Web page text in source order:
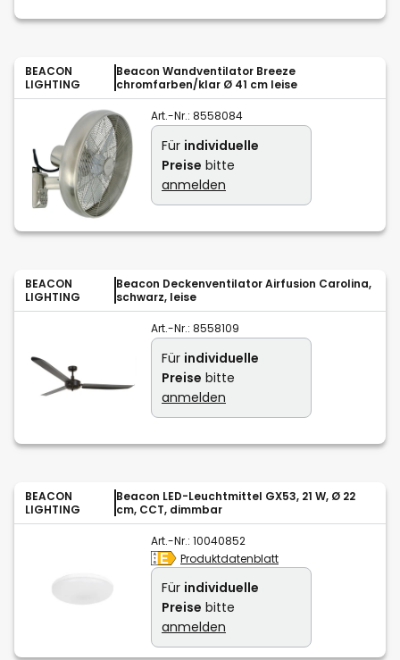
BEACON
LIGHTING
Beacon Wandventilator Breeze
chromfarben/klar Ø 41 cm leise
Art.-Nr.: 8558084
Für individuelle
Preise bitte
anmelden
BEACON
LIGHTING
Beacon Deckenventilator Airfusion Carolina,
schwarz, leise
Art.-Nr.: 8558109
Für individuelle
Preise bitte
anmelden
BEACON
LIGHTING
Beacon LED-Leuchtmittel GX53, 21 W, Ø 22
cm, CCT, dimmbar
Art.-Nr.: 10040852
Produktdatenblatt
Für individuelle
Preise bitte
anmelden